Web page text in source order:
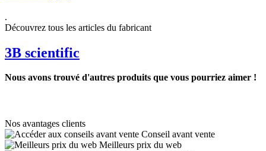
.
Découvrez tous les articles du fabricant
3B scientific
Nous avons trouvé d'autres produits que vous pourriez aimer !
Nos avantages clients
Conseil avant vente
Meilleurs prix du web